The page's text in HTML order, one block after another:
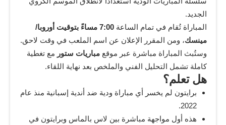
الجديد.
المباراة تُقام في تمام الساعة
7:00 مساءً بتوقيت أوروبا/
مينسك، ومن المقرر الإعلان عن اسم الملعب في وقت لاحق.
وستُبث المباراة مباشرة عبر موقعمباريات ستور مع تغطية
كاملة تشمل التحليل الفني والملخص بعد نهاية اللقاء.
هل تعلم؟
برايتون لم يخسر أي مباراة ودية ضد أندية إسبانية منذ عام
2022.
هذه أول مواجهة مباشرة بين لاس بالماس وبرايتون في